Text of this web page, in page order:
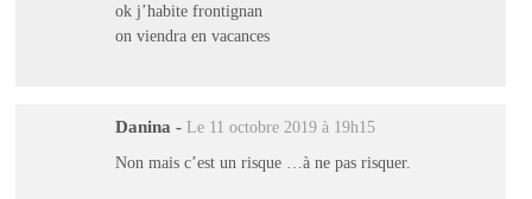
ok j’habite frontignan
on viendra en vacances
Danina - Le 11 octobre 2019 à 19h15
Non mais c’est un risque …à ne pas risquer.